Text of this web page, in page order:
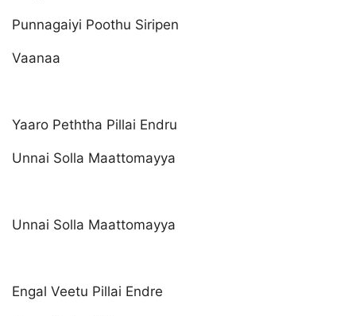
Punnagaiyi Poothu Siripen
Vaanaa
Yaaro Peththa Pillai Endru
Unnai Solla Maattomayya
Unnai Solla Maattomayya
Engal Veetu Pillai Endre